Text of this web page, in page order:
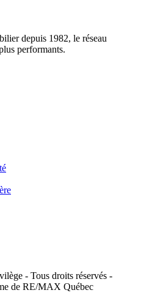
depuis 1982, le réseau
performants.
- Tous droits réservés -
de RE/MAX Québec